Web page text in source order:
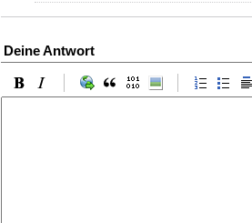
Deine Antwort